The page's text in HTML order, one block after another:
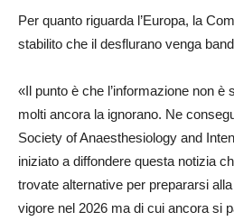
Per quanto riguarda l’Europa, la
stabilito che il desflurano venga
«Il punto è che l’informazione non è
molti ancora la ignorano. Ne
Society of Anaesthesiology and
iniziato a diffondere questa notizia
trovate alternative per prepararsi
vigore nel 2026 ma di cui ancora si